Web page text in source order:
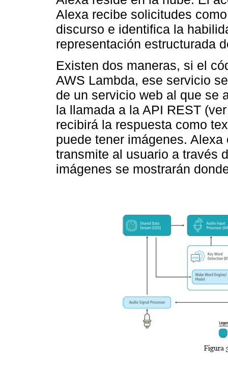
Alexa recibe solicitudes
discurso e identifica la
representación estructurada
Existen dos maneras, si el
AWS Lambda, ese servicio
de un servicio web al que se
la llamada a la API REST
recibirá la respuesta como
puede tener imágenes.
transmite al usuario a través
imágenes se mostrarán